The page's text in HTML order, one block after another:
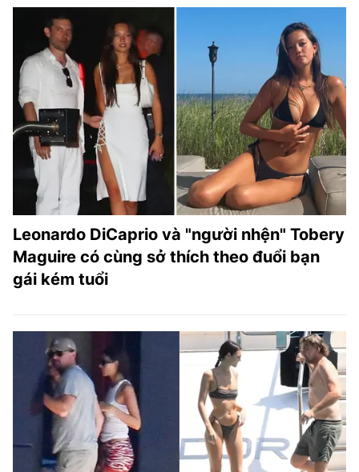
Leonardo DiCaprio và "người nhện" Tobery
Maguire có cùng sở thích theo đuổi bạn
gái kém tuổi